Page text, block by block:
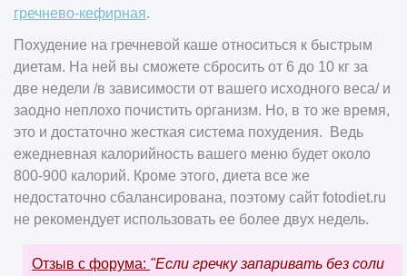
гречнево-кефирная.
Похудение на гречневой каше относиться к быстрым
диетам. На ней вы сможете сбросить от 6 до 10 кг за
две недели /в зависимости от вашего исходного веса/ и
заодно неплохо почистить организм. Но, в то же время,
это и достаточно жесткая система похудения. Ведь
ежедневная калорийность вашего меню будет около
800-900 калорий. Кроме этого, диета все же
недостаточно сбалансирована, поэтому сайт fotodiet.ru
не рекомендует использовать ее более двух недель.
Отзыв с форума: "Если гречку запаривать без соли